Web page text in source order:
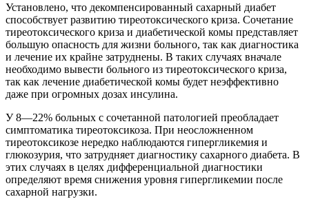
Установлено, что декомпенсированный сахарный диабет
способствует развитию тиреотоксического криза. Сочетание
тиреотоксического криза и диабетической комы представляет
большую опасность для жизни больного, так как диагностика
и лечение их крайне затруднены. В таких случаях вначале
необходимо вывести больного из тиреотоксического криза,
так как лечение диабетической комы будет неэффективно
даже при огромных дозах инсулина.
У 8—22% больных с сочетанной патологией преобладает
симптоматика тиреотоксикоза. При неосложненном
тиреотоксикозе нередко наблюдаются гипергликемия и
глюкозурия, что затрудняет диагностику сахарного диабета. В
этих случаях в целях дифференциальной диагностики
определяют время снижения уровня гипергликемии после
сахарной нагрузки.